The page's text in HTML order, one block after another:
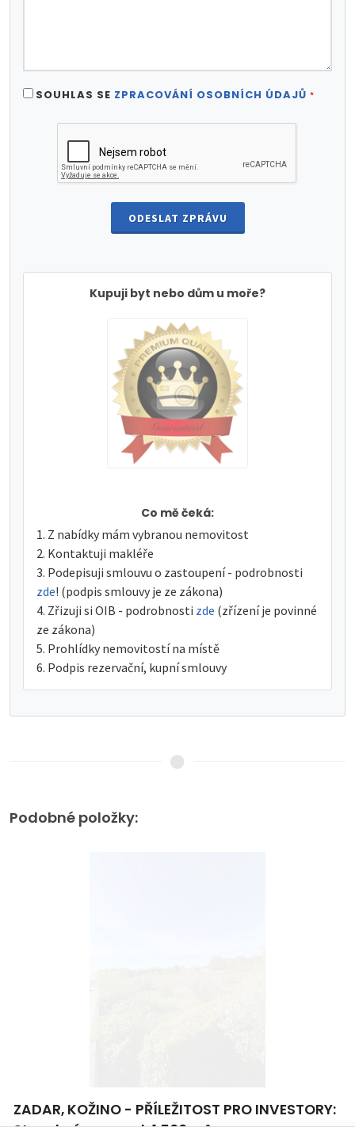
SOUHLAS SE ZPRACOVÁNÍ OSOBNÍCH ÚDAJŮ *
ODESLAT ZPRÁVU
Kupuji byt nebo dům u moře?
Co mě čeká:
Z nabídky mám vybranou nemovitost
Kontaktuji makléře
Podepisuji smlouvu o zastoupení - podrobnosti
zde! (podpis smlouvy je ze zákona)
Zřizuji si OIB - podrobnosti zde (zřízení je povinné
ze zákona)
Prohlídky nemovitostí na místě
Podpis rezervační, kupní smlouvy
Podobné položky:
ZADAR, KOŽINO - PŘÍLEŽITOST PRO INVESTORY: